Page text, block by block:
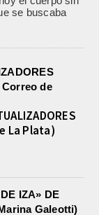
se buscaba
La Plata)